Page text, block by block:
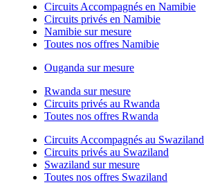
Circuits Accompagnés en Namibie
Circuits privés en Namibie
Namibie sur mesure
Toutes nos offres Namibie
Ouganda sur mesure
Rwanda sur mesure
Circuits privés au Rwanda
Toutes nos offres Rwanda
Circuits Accompagnés au Swaziland
Circuits privés au Swaziland
Swaziland sur mesure
Toutes nos offres Swaziland